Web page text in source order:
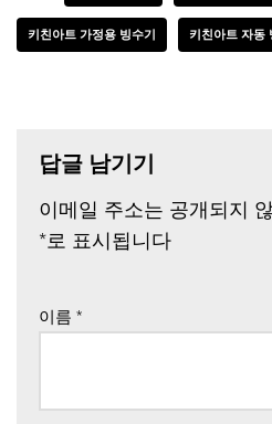
키친아트 가정용 빙수기 키친아트 자동
답글 남기기
이메일 주소는 공개되지
*로 표시됩니다
이름 *